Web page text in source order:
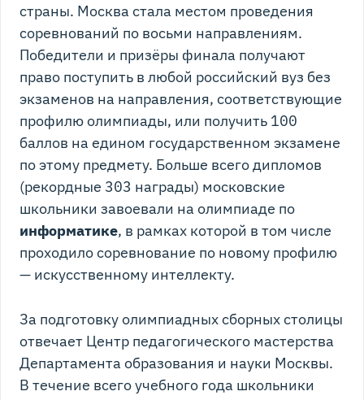
страны. Москва стала местом проведения
соревнований по восьми направлениям.
Победители и призёры финала получают
право поступить в любой российский вуз без
экзаменов на направления, соответствующие
профилю олимпиады, или получить 100
баллов на едином государственном экзамене
по этому предмету. Больше всего дипломов
(рекордные 303 награды) московские
школьники завоевали на олимпиаде по
информатике, в рамках которой в том числе
проходило соревнование по новому профилю
— искусственному интеллекту.
За подготовку олимпиадных сборных столицы
отвечает Центр педагогического мастерства
Департамента образования и науки Москвы.
В течение всего учебного года школьники